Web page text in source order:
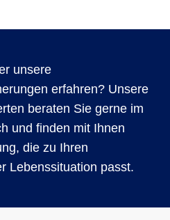
unsere
erfahren? Unsere
beraten Sie gerne im
und finden mit Ihnen
die zu Ihren
Lebenssituation passt.